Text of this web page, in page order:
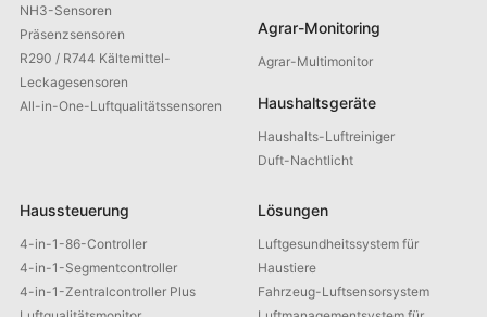
NH3-Sensoren
Präsenzsensoren
R290 / R744 Kältemittel-
Leckagesensoren
All-in-One-Luftqualitätssensoren
Agrar-Monitoring
Agrar-Multimonitor
Haushaltsgeräte
Haushalts-Luftreiniger
Duft-Nachtlicht
Haussteuerung
4-in-1-86-Controller
4-in-1-Segmentcontroller
4-in-1-Zentralcontroller Plus
Lösungen
Luftgesundheitssystem für
Haustiere
Fahrzeug-Luftsensorsystem